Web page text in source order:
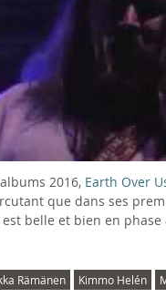
2016, Earth Over
que dans ses
belle et bien en
Rämänen Kimmo Helén